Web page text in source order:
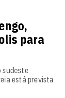
para
sudeste
está prevista